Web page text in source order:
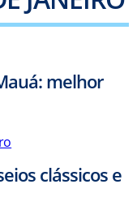
melhor
clássicos e